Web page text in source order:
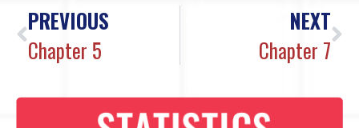
PREVIOUS
Chapter 5
NEXT
Chapter 7